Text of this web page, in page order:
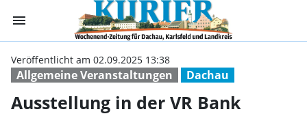
menu Ausstellung in
Allgemeine Veranstaltungen Dachau
Veröffentlicht am 02.09.2025 13:38
Ausstellung in der VR Bank